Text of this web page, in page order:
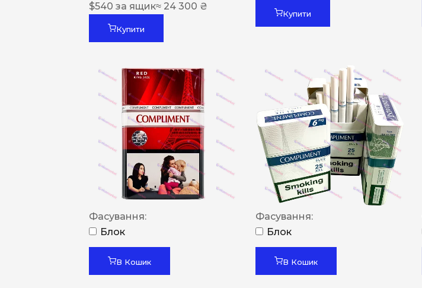
$540 за ящик≈ 24 300 ₴
Купити
Купити
Фасування:
Блок
В Кошик
Фасування:
Блок
В Кошик